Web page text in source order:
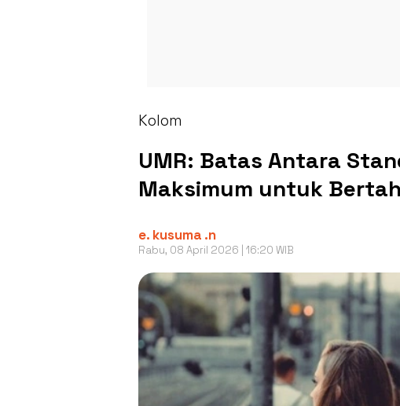
Kolom
UMR: Batas Antara
Maksimum untuk
e. kusuma .n
Rabu, 08 April 2026 | 16:20 WIB